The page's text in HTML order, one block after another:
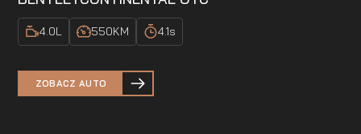
4.0L 550KM 4.1s
ZOBACZ AUTO